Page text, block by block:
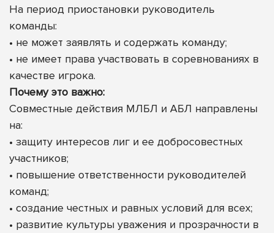
На период приостановки руководитель
команды:
• не может заявлять и содержать команду;
• не имеет права участвовать в соревнованиях в
качестве игрока.
Почему это важно:
Совместные действия МЛБЛ и АБЛ направлены
на:
• защиту интересов лиг и ее добросовестных
участников;
• повышение ответственности руководителей
команд;
• создание честных и равных условий для всех;
• развитие культуры уважения и прозрачности в